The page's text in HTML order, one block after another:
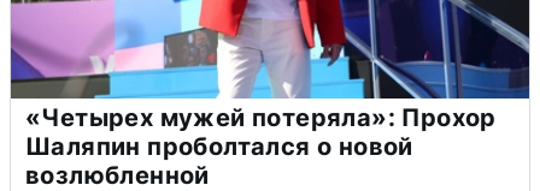
«Четырех мужей потеряла»: Прохор
Шаляпин проболтался о новой
возлюбленной